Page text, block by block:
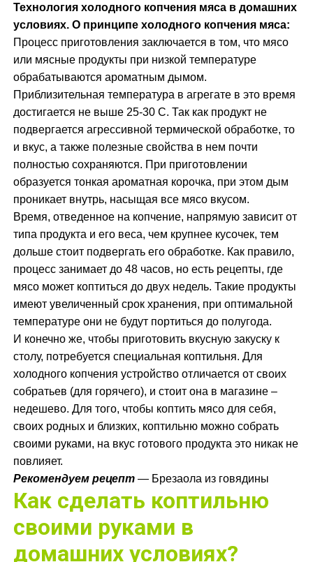
Технология холодного копчения мяса в домашних
условиях. О принципе холодного копчения мяса:
Процесс приготовления заключается в том, что мясо
или мясные продукты при низкой температуре
обрабатываются ароматным дымом.
Приблизительная температура в агрегате в это время
достигается не выше 25-30 С. Так как продукт не
подвергается агрессивной термической обработке, то
и вкус, а также полезные свойства в нем почти
полностью сохраняются. При приготовлении
образуется тонкая ароматная корочка, при этом дым
проникает внутрь, насыщая все мясо вкусом.
Время, отведенное на копчение, напрямую зависит от
типа продукта и его веса, чем крупнее кусочек, тем
дольше стоит подвергать его обработке. Как правило,
процесс занимает до 48 часов, но есть рецепты, где
мясо может коптиться до двух недель. Такие продукты
имеют увеличенный срок хранения, при оптимальной
температуре они не будут портиться до полугода.
И конечно же, чтобы приготовить вкусную закуску к
столу, потребуется специальная коптильня. Для
холодного копчения устройство отличается от своих
собратьев (для горячего), и стоит она в магазине –
недешево. Для того, чтобы коптить мясо для себя,
своих родных и близких, коптильню можно собрать
своими руками, на вкус готового продукта это никак не
повлияет.
Рекомендуем рецепт — Брезаола из говядины
Как сделать коптильню
своими руками в
домашних условиях?